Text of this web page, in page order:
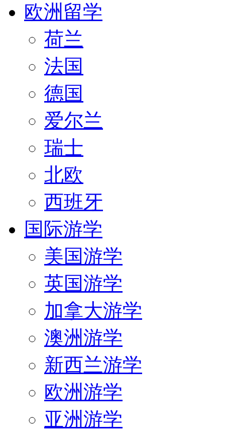
欧洲留学
荷兰
法国
德国
爱尔兰
瑞士
北欧
西班牙
国际游学
美国游学
英国游学
加拿大游学
澳洲游学
新西兰游学
欧洲游学
亚洲游学